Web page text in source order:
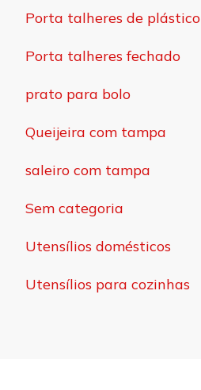
Porta talheres de plástico
Porta talheres fechado
prato para bolo
Queijeira com tampa
saleiro com tampa
Sem categoria
Utensílios domésticos
Utensílios para cozinhas